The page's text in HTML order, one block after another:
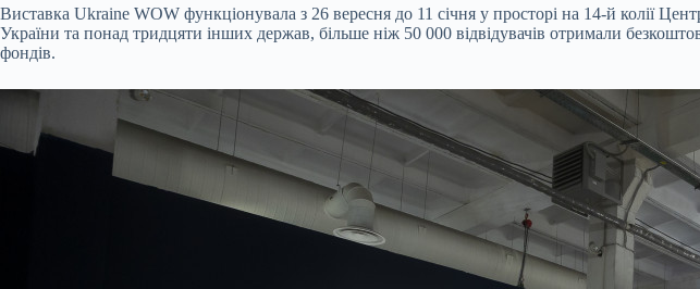
Виставка Ukraine WOW функціонувала з 26 вересня до 11 січня у просторі на 14-й колії
України та понад тридцяти інших держав, більше ніж 50 000 відвідувачів отримали
фондів.